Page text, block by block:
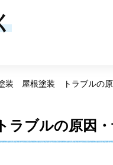
装 屋根塗装 トラブルの原
ブルの原因・